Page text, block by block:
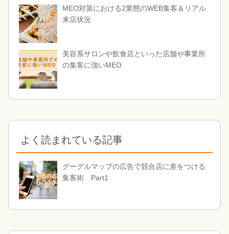
MEO対策における2業態のWEB集客＆リアル
来店状況
美容系サロンや飲食店といった店舗や事業所
の集客に強いMEO
よく読まれている記事
グーグルマップの広告で競合店に差をつける
集客術 Part1